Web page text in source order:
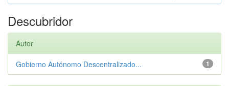
Descubridor
Autor
1
Gobierno Autónomo Descentralizado...